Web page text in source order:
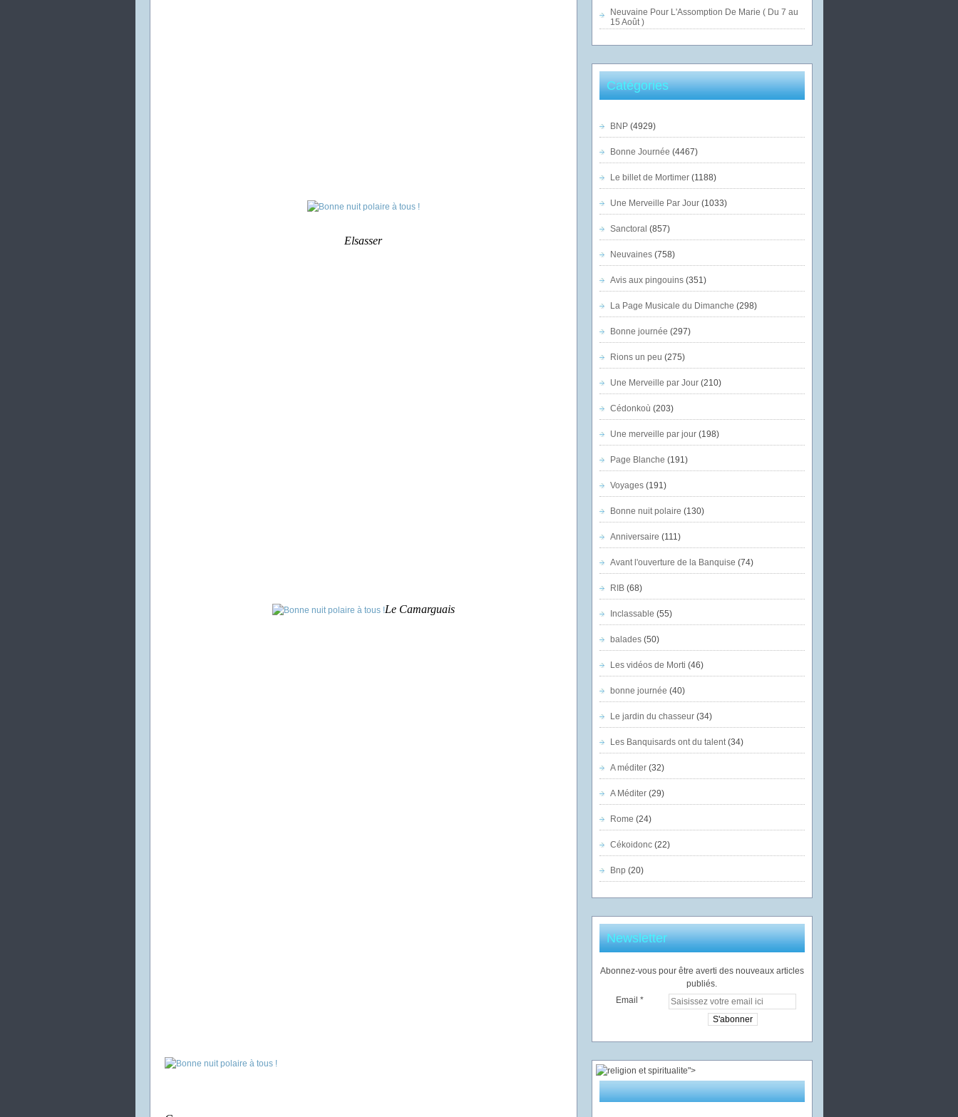
Elsasser
Le Camarguais
Neuvaine Pour L'Assomption De Marie ( Du 7 au
15 Août )
Catégories
BNP(4929)
Bonne Journée (4467)
Le billet de Mortimer(1188)
Une Merveille Par Jour(1033)
Sanctoral (857)
Neuvaines(758)
Avis aux pingouins(351)
La Page Musicale du Dimanche (298)
Bonne journée (297)
Rions un peu (275)
Une Merveille par Jour(210)
Cédonkoù (203)
Une merveille par jour(198)
Page Blanche (191)
Voyages(191)
Bonne nuit polaire (130)
Anniversaire (111)
Avant l'ouverture de la Banquise (74)
RIB(68)
Inclassable (55)
balades(50)
Les vidéos de Morti (46)
bonne journée (40)
Le jardin du chasseur(34)
Les Banquisards ont du talent(34)
A méditer(32)
A Méditer(29)
Rome (24)
Cékoidonc(22)
Bnp (20)
Newsletter
Abonnez-vous pour être averti des nouveaux articles
publiés.
Email
">